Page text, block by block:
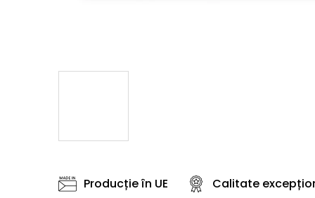
Producție în UE Calitate